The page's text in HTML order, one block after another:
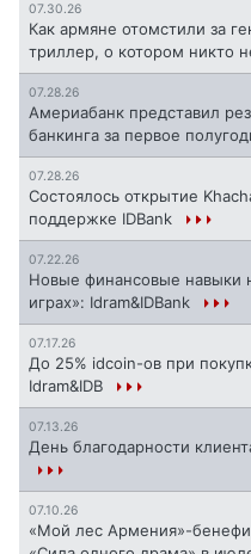
07.30.26
Как армяне отомстили за
триллер, о котором никто
07.28.26
Америабанк представил
банкинга за первое
07.28.26
Состоялось открытие
поддержке IDBank
07.22.26
Новые финансовые навыки
играх»: Idram&IDBank
07.17.26
До 25% idcoin-ов при
Idram&IDB
07.13.26
День благодарности
07.10.26
«Мой лес Армения»-